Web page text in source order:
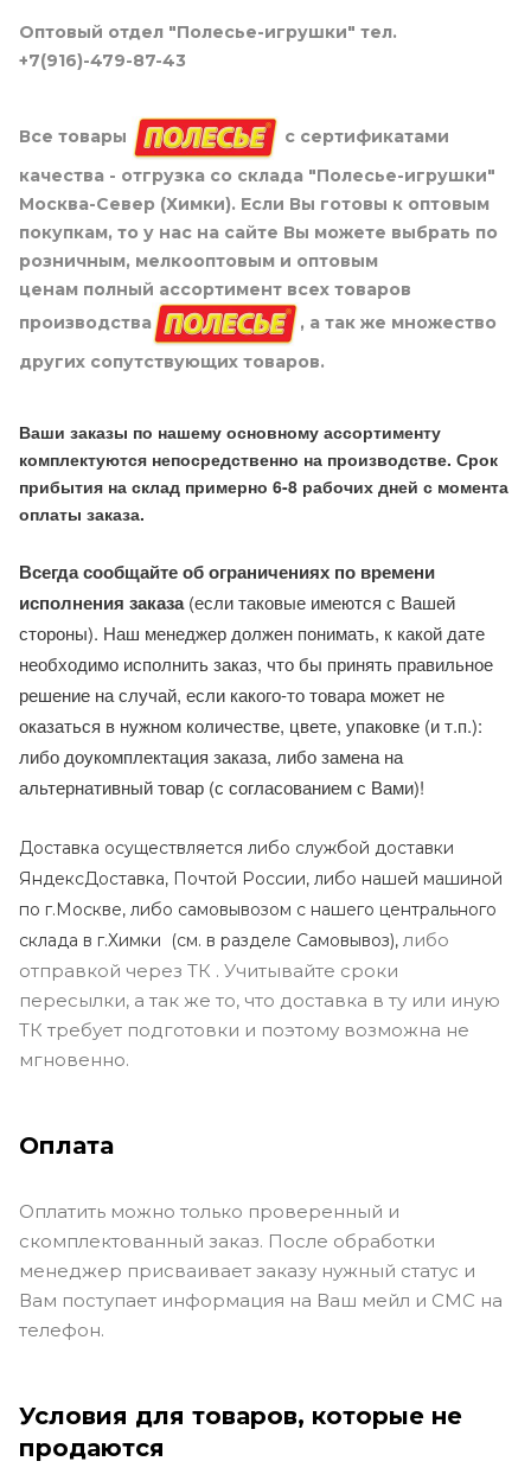
Оптовый отдел "Полесье-игрушки" тел.
+7(916)-479-87-43
Все товары
с сертификатами
качества - отгрузка со склада "Полесье-игрушки"
Москва-Север (Химки). Если Вы готовы к оптовым
покупкам, то у нас на сайте Вы можете выбрать по
розничным, мелкооптовым и оптовым
ценам полный ассортимент всех товаров
производства
, а так же множество
других сопутствующих товаров.
Ваши заказы по нашему основному ассортименту
комплектуются непосредственно на производстве. Срок
прибытия на склад примерно 6-8 рабочих дней с момента
оплаты заказа.
Всегда сообщайте об ограничениях по времени
исполнения заказа(если таковые имеются с Вашей
стороны). Наш менеджер должен понимать, к какой дате
необходимо исполнить заказ, что бы принять правильное
решение на случай, если какого-то товара может не
оказаться в нужном количестве, цвете, упаковке (и т.п.):
либо доукомплектация заказа, либо замена на
альтернативный товар (с согласованием с Вами)!
Доставка осуществляется либо службой доставки
ЯндексДоставка, Почтой России, либо нашей машиной
по г.Москве, либо самовывозом с нашего центрального
склада в г.Химки (см. в разделе Самовывоз), либо
отправкой через ТК . Учитывайте сроки
пересылки, а так же то, что доставка в ту или иную
ТК требует подготовки и поэтому возможна не
мгновенно.
Оплата
Оплатить можно только проверенный и
скомплектованный заказ. После обработки
менеджер присваивает заказу нужный статус и
Вам поступает информация на Ваш мейл и СМС на
телефон.
Условия для товаров, которые не
продаются